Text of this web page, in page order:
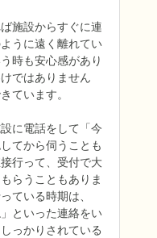
施設からすぐに連
うに遠く離れてい
時も安心感があり
ではありません
ています。
に電話をして「今
てから伺うことも
行って、受付で大
らうこともありま
ている時期は、
といった連絡をい
っかりされている